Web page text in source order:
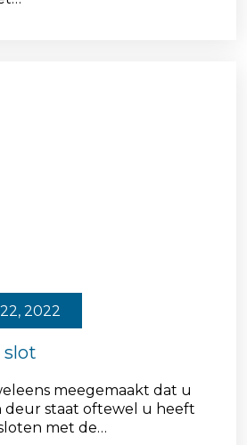
2022
slot
meegemaakt dat u
deur staat oftewel u heeft
met de…